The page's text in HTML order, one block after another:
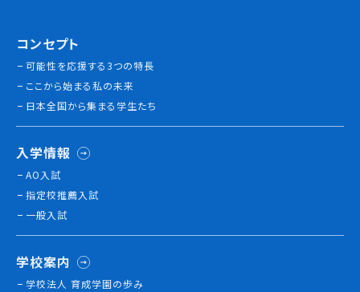
コンセプト
可能性を応援する3つの特長
ここから始まる私の未来
日本全国から集まる学生たち
入学情報
AO入試
指定校推薦入試
一般入試
学校案内
学校法人 育成学園の歩み